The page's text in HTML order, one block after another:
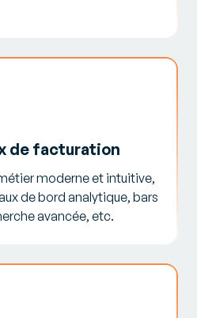
de facturation
moderne et intuitive,
de bord analytique, bars
avancée, etc.